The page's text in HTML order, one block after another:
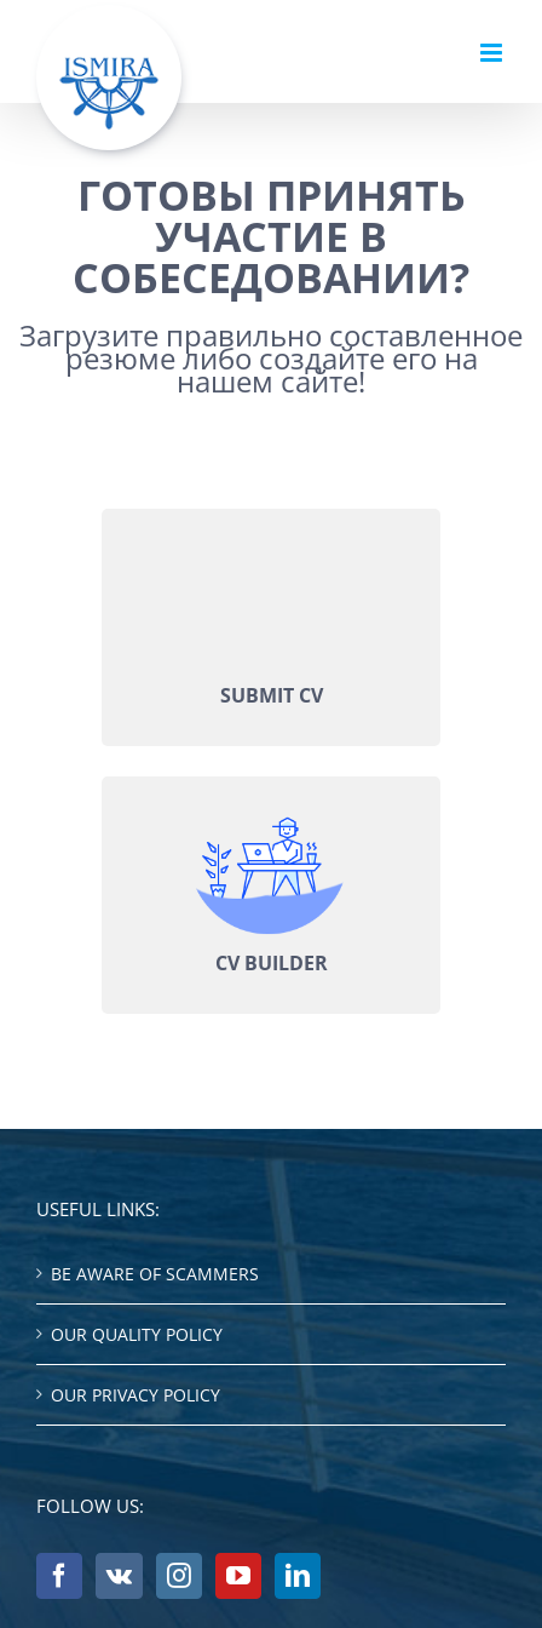
content
ГОТОВЫ ПРИНЯТЬ
УЧАСТИЕ В
СОБЕСЕДОВАНИИ?
Загрузите правильно составленное
резюме либо создайте его на
нашем сайте!
SUBMIT CV
CV BUILDER
USEFUL LINKS:
BE AWARE OF SCAMMERS
OUR QUALITY POLICY
OUR PRIVACY POLICY
FOLLOW US: